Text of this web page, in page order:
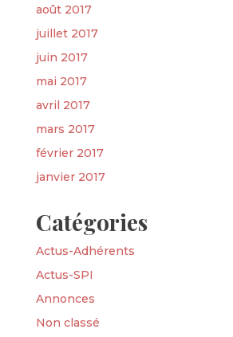
août 2017
juillet 2017
juin 2017
mai 2017
avril 2017
mars 2017
février 2017
janvier 2017
Catégories
Actus-Adhérents
Actus-SPI
Annonces
Non classé